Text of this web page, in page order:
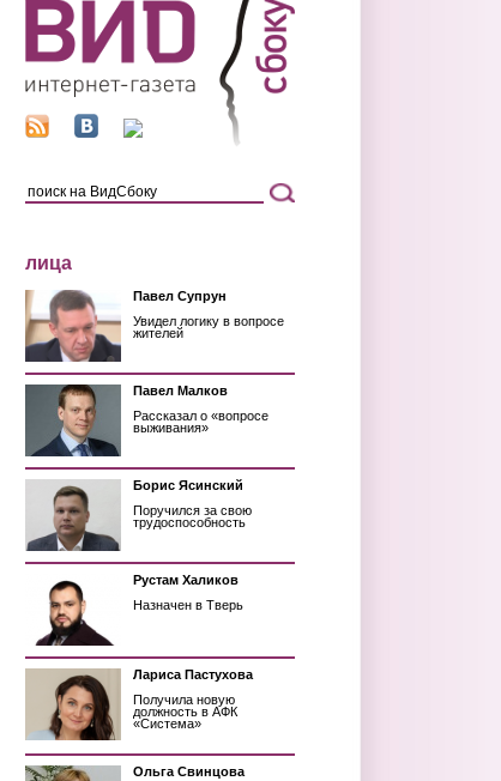
лица
Павел Супрун
Увидел логику в вопросе
жителей
Павел Малков
Рассказал о «вопросе
выживания»
Борис Ясинский
Поручился за свою
трудоспособность
Рустам Халиков
Назначен в Тверь
Лариса Пастухова
Получила новую
должность в АФК
«Система»
Ольга Свинцова